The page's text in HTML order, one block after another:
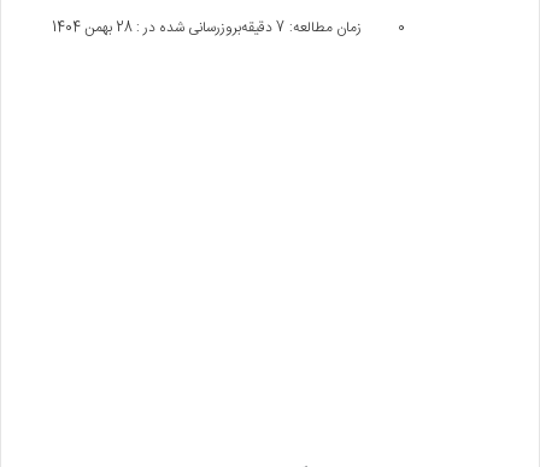
بروزرسانی شده در : 28 بهمن 1404 0 زمان مطالعه: 7 دقیقه